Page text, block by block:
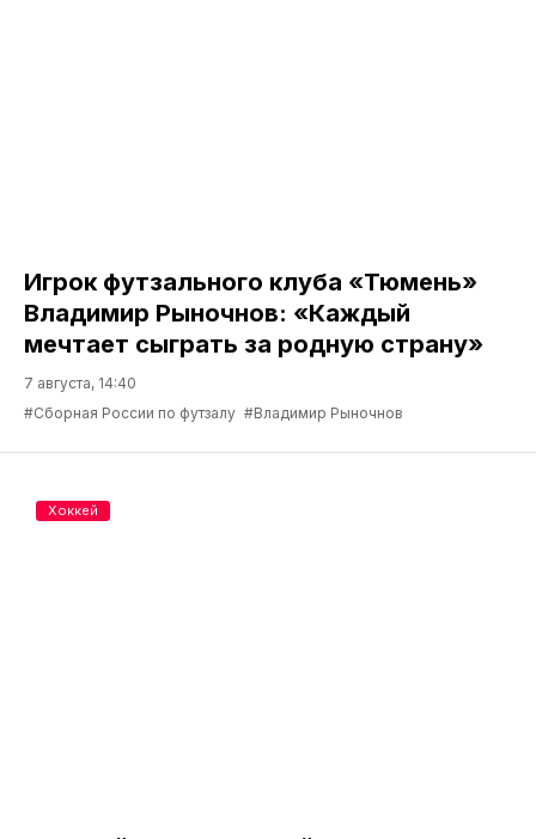
Игрок футзального клуба «Тюмень»
Владимир Рыночнов: «Каждый
мечтает сыграть за родную страну»
7 августа, 14:40
#Сборная России по футзалу #Владимир Рыночнов
Хоккей